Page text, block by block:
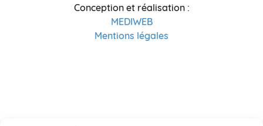
Conception et réalisation :
MEDIWEB
Mentions légales